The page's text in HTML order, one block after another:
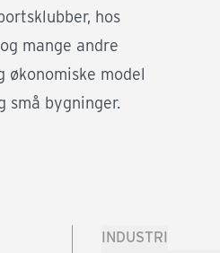
hos
mange andre
økonomiske model
små bygninger.
INDUSTRI